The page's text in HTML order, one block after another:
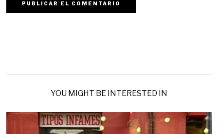
YOU MIGHT BE INTERESTED IN